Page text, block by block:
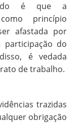
é que a
princípio
afastada por
do
é vedada
de trabalho.
trazidas
obrigação